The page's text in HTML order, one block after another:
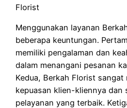
Florist
Menggunakan layanan
beberapa keuntungan.
memiliki pengalaman dan
dalam menangani pesanan
Kedua, Berkah Florist sangat
kepuasan klien-kliennya dan
pelayanan yang terbaik.